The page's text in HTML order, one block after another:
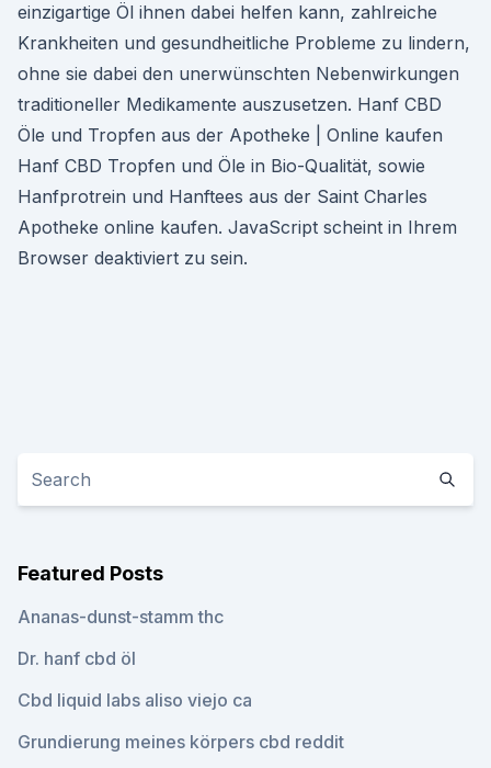
einzigartige Öl ihnen dabei helfen kann, zahlreiche
Krankheiten und gesundheitliche Probleme zu lindern,
ohne sie dabei den unerwünschten Nebenwirkungen
traditioneller Medikamente auszusetzen. Hanf CBD
Öle und Tropfen aus der Apotheke | Online kaufen
Hanf CBD Tropfen und Öle in Bio-Qualität, sowie
Hanfprotrein und Hanftees aus der Saint Charles
Apotheke online kaufen. JavaScript scheint in Ihrem
Browser deaktiviert zu sein.
Featured Posts
Ananas-dunst-stamm thc
Dr. hanf cbd öl
Cbd liquid labs aliso viejo ca
Grundierung meines körpers cbd reddit